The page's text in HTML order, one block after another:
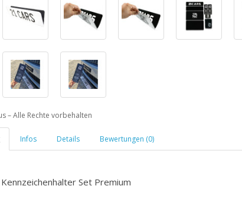
– Alle Rechte vorbehalten
Infos Details Bewertungen (0)
Set Premium